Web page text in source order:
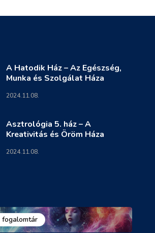
A Hatodik Ház – Az Egészség,
Munka és Szolgálat Háza
2024.11.08.
Asztrológia 5. ház – A
Kreativitás és Öröm Háza
2024.11.08.